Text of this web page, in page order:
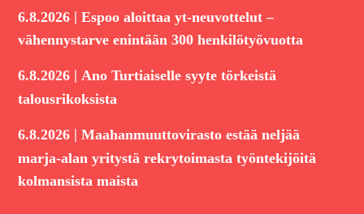
6.8.2026 |Espoo aloittaa yt-neuvottelut –
vähennystarve enintään 300 henkilötyövuotta
6.8.2026 | Ano Turtiaiselle syyte törkeistä
talousrikoksista
6.8.2026 |Maahanmuuttovirasto estää neljää
marja-alan yritystä rekrytoimasta työntekijöitä
kolmansista maista